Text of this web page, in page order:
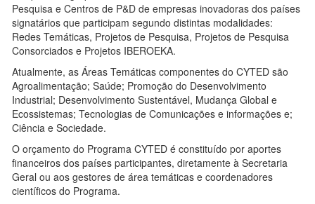
Pesquisa e Centros de P&D de empresas inovadoras dos países
signatários que participam segundo distintas modalidades:
Redes Temáticas, Projetos de Pesquisa, Projetos de Pesquisa
Consorciados e Projetos IBEROEKA.
Atualmente, as Áreas Temáticas componentes do CYTED são
Agroalimentação; Saúde; Promoção do Desenvolvimento
Industrial; Desenvolvimento Sustentável, Mudança Global e
Ecossistemas; Tecnologias de Comunicações e informações e;
Ciência e Sociedade.
O orçamento do Programa CYTED é constituído por aportes
financeiros dos países participantes, diretamente à Secretaria
Geral ou aos gestores de área temáticas e coordenadores
científicos do Programa.